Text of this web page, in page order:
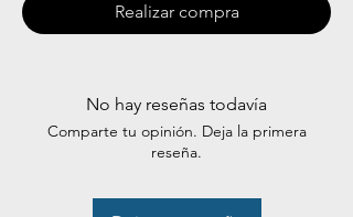
Realizar compra
No hay reseñas todavía
Comparte tu opinión. Deja la primera
reseña.